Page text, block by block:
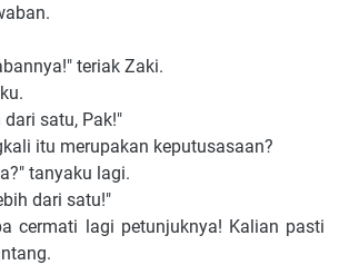
teriak Zaki.
satu, Pak!"
itu merupakan keputusasaan?
tanyaku lagi.
dari satu!"
cermati lagi petunjuknya! Kalian pasti